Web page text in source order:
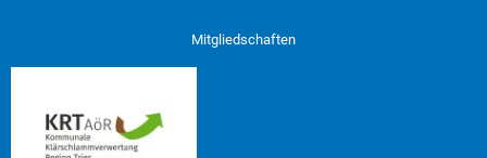
Mitgliedschaften